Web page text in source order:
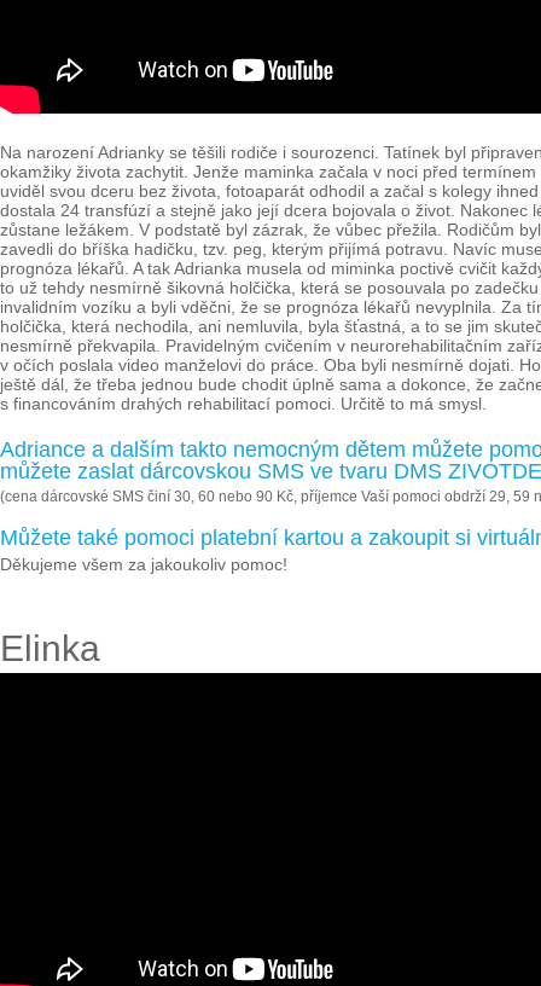
Na narození Adrianky se těšili rodiče i sourozenci. Tatínek byl
okamžiky života zachytit. Jenže maminka začala v noci před
uviděl svou dceru bez života, fotoaparát odhodil a začal s kolegy
dostala 24 transfúzí a stejně jako její dcera bojovala o život.
zůstane ležákem. V podstatě byl zázrak, že vůbec přežila. Rodičům
zavedli do bříška hadičku, tzv. peg, kterým přijímá potravu. Navíc
prognóza lékařů. A tak Adrianka musela od miminka poctivě cvičit
to už tehdy nesmírně šikovná holčička, která se posouvala po
invalidním vozíku a byli vděčni, že se prognóza lékařů nevyplnila. Za
holčička, která nechodila, ani nemluvila, byla šťastná, a to se jim
nesmírně překvapila. Pravidelným cvičením v neurorehabilitačním
v očích poslala video manželovi do práce. Oba byli nesmírně dojati.
ještě dál, že třeba jednou bude chodit úplně sama a dokonce, že
s financováním drahých rehabilitací pomoci. Určitě to má smysl.
Adriance a dalším takto nemocným dětem můžete
můžete zaslat dárcovskou SMS ve tvaru DMS
(cena dárcovské SMS činí 30, 60 nebo 90 Kč, příjemce Vaší pomoci obdrží 29, 59
Můžete také pomoci platební kartou a zakoupit si
Děkujeme všem za jakoukoliv pomoc!
Elinka